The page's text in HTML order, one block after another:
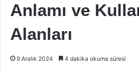
Anlamı ve
Alanları
9 Aralık 2024 4 dakika okuma süresi